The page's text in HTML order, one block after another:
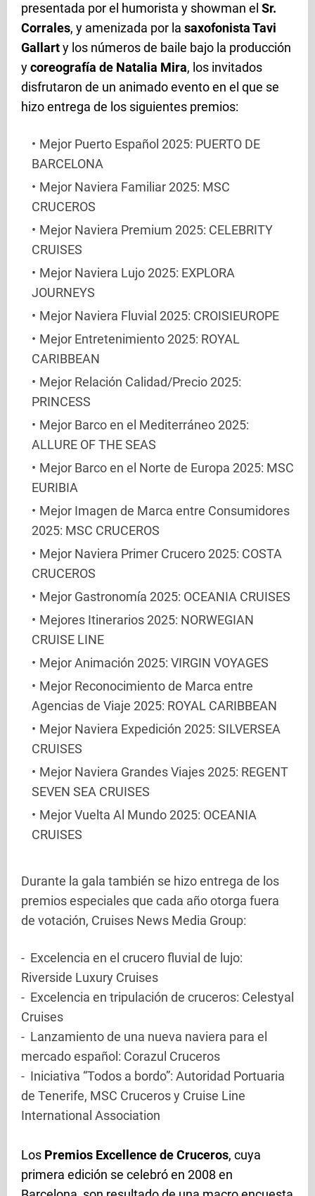
presentada por el humorista y showman el Sr.
Corrales, y amenizada por la saxofonista Tavi
Gallarty los números de baile bajo la producción
ycoreografía de Natalia Mira, los invitados
disfrutaron de un animado evento en el que se
hizo entrega de los siguientes premios:
Mejor Puerto Español 2025: PUERTO DE
BARCELONA
Mejor Naviera Familiar 2025: MSC
CRUCEROS
Mejor Naviera Premium 2025: CELEBRITY
CRUISES
Mejor Naviera Lujo 2025: EXPLORA
JOURNEYS
Mejor Naviera Fluvial 2025: CROISIEUROPE
Mejor Entretenimiento 2025: ROYAL
CARIBBEAN
Mejor Relación Calidad/Precio 2025:
PRINCESS
Mejor Barco en el Mediterráneo 2025:
ALLURE OF THE SEAS
Mejor Barco en el Norte de Europa 2025: MSC
EURIBIA
Mejor Imagen de Marca entre Consumidores
2025: MSC CRUCEROS
Mejor Naviera Primer Crucero 2025: COSTA
CRUCEROS
Mejor Gastronomía 2025: OCEANIA CRUISES
Mejores Itinerarios 2025: NORWEGIAN
CRUISE LINE
Mejor Animación 2025: VIRGIN VOYAGES
Mejor Reconocimiento de Marca entre
Agencias de Viaje 2025: ROYAL CARIBBEAN
Mejor Naviera Expedición 2025: SILVERSEA
CRUISES
Mejor Naviera Grandes Viajes 2025: REGENT
SEVEN SEA CRUISES
Mejor Vuelta Al Mundo 2025: OCEANIA
CRUISES
Durante la gala también se hizo entrega de los
premios especiales que cada año otorga fuera
de votación, Cruises News Media Group:
- Excelencia en el crucero fluvial de lujo:
Riverside Luxury Cruises
- Excelencia en tripulación de cruceros: Celestyal
Cruises
- Lanzamiento de una nueva naviera para el
mercado español: Corazul Cruceros
- Iniciativa “Todos a bordo”: Autoridad Portuaria
de Tenerife, MSC Cruceros y Cruise Line
International Association
Los Premios Excellence de Cruceros, cuya
primera edición se celebró en 2008 en